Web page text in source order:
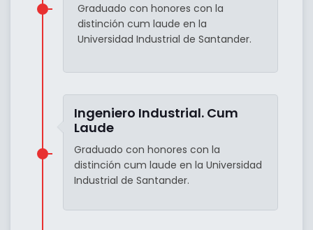
Graduado con honores con la
distinción cum laude en la
Universidad Industrial de Santander.
Ingeniero Industrial. Cum
Laude
Graduado con honores con la
distinción cum laude en la Universidad
Industrial de Santander.